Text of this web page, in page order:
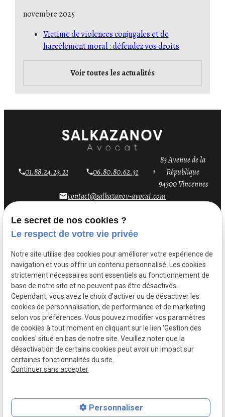
novembre 2025
Victime de violences conjugales et de
harcèlement moral : défendez vos droits
Voir toutes les actualités
01.88.24.23.21 06.80.80.62.31
83 Avenue de la
République
94300 Vincennes
emailcontact@salkazanov-avocat.com
Mentions
légales
Politique de
confidentialité
Gestion
des
Plan du
Siret :
Le secret de nos cookies ?
Le respect de votre vie privée
Notre site utilise des cookies pour améliorer votre expérience de
navigation et vous offrir un contenu personnalisé. Les cookies
strictement nécessaires sont essentiels au fonctionnement de
base de notre site et ne peuvent pas être désactivés.
Cependant, vous avez le choix d'activer ou de désactiver les
cookies de personnalisation, de performance et de marketing
selon vos préférences. Vous pouvez modifier vos paramètres
de cookies à tout moment en cliquant sur le lien 'Gestion des
cookies' situé en bas de notre site. Veuillez noter que la
désactivation de certains cookies peut avoir un impact sur
certaines fonctionnalités du site.
Continuer sans accepter
Personnaliser